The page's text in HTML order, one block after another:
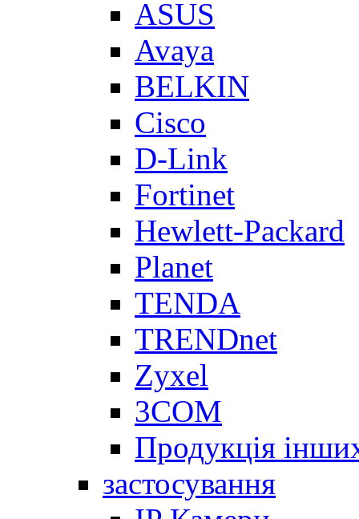
ASUS
Avaya
BELKIN
Cisco
D-Link
Fortinet
Hewlett-Packard
Planet
TENDA
TRENDnet
Zyxel
3COM
Продукція
застосування